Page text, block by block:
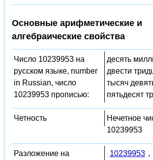
Основные арифметические и
алгебраические свойства
Число 10239953 на
русском языке, number
in Russian, число
10239953 прописью:
десять
двести
тысяч
пятьдесят
Четность
Нечетное
10239953
Разложение на
10239953 ,